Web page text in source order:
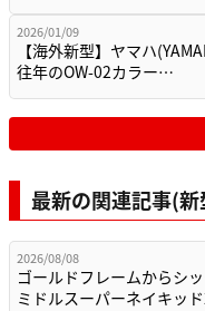
2026/01/09
【海外新型】ヤマハ
往年のOW-02カラー…
最新の関連記事(
2026/08/08
ゴールドフレームからシ
ミドルスーパーネイキッ